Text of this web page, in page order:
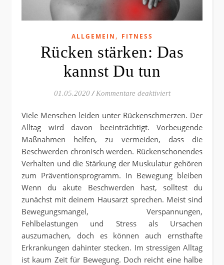
ALLGEMEIN , FITNESS
Rücken stärken: Das
kannst Du tun
01.05.2020 / Kommentare deaktiviertfür Rücken
Viele Menschen leiden unter Rückenschmerzen. Der
Alltag wird davon beeinträchtigt. Vorbeugende
Maßnahmen helfen, zu vermeiden, dass die
Beschwerden chronisch werden. Rückenschonendes
Verhalten und die Stärkung der Muskulatur gehören
zum Präventionsprogramm. In Bewegung bleiben
Wenn du akute Beschwerden hast, solltest du
zunächst mit deinem Hausarzt sprechen. Meist sind
Bewegungsmangel, Verspannungen,
Fehlbelastungen und Stress als Ursachen
auszumachen, doch es können auch ernsthafte
Erkrankungen dahinter stecken. Im stressigen Alltag
ist kaum Zeit für Bewegung. Doch reicht eine halbe